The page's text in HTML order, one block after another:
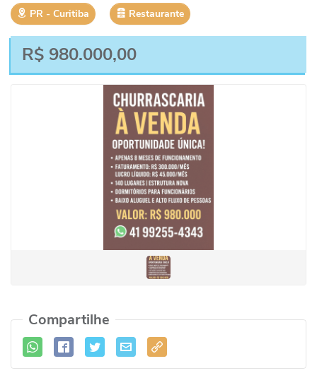
PR ‐ Curitiba Restaurante
R$ 980.000,00
Compartilhe